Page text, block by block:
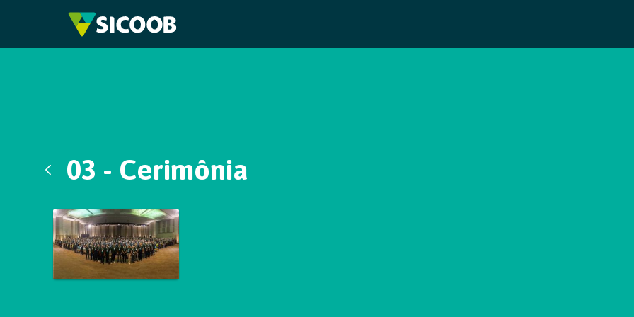
Pular para o Conteúdo principal
03 - Cerimônia
Galeria de Mídias